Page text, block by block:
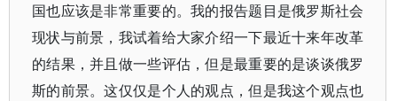
国也应该是非常重要的。我的报告题目是俄罗斯社会
现状与前景，我试着给大家介绍一下最近十来年改革
的结果，并且做一些评估，但是最重要的是谈谈俄罗
斯的前景。这仅仅是个人的观点，但是我这个观点也